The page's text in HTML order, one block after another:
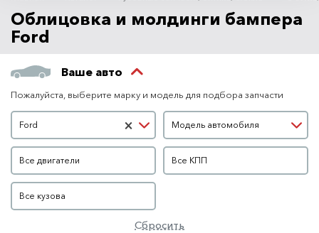
Облицовка и молдинги бампера
Ford
Ваше авто
Пожалуйста, выберите марку и модель для подбора запчасти
Марка автомобиля
×
Ford
Модель автомобиля
Модель автомобиля
Двигатель
Все двигатели
КПП
Все КПП
Кузов
Все кузова
Сбросить